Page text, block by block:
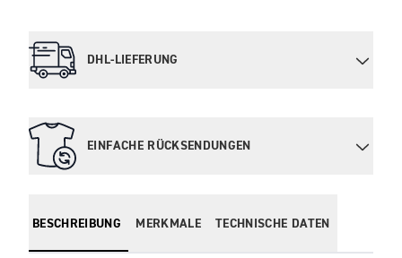
DHL-LIEFERUNG
EINFACHE RÜCKSENDUNGEN
BESCHREIBUNG MERKMALE TECHNISCHE DATEN